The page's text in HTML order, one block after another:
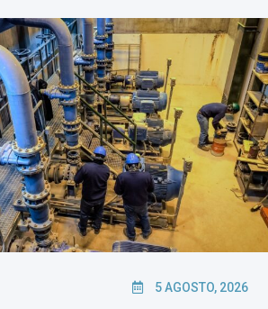
5 AGOSTO, 2026